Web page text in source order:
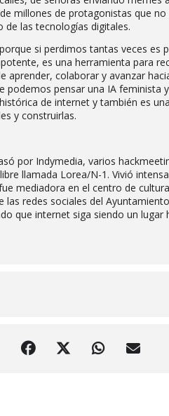
millones de protagonistas que
las tecnologías digitales.
si perdimos tantas veces es
es una herramienta para
aprender, colaborar y avanzar
podemos pensar una IA feminista
de internet y también es
y construirlas.
por Indymedia, varios
llamada Lorea/N-1. Vivió
mediadora en el centro de
las redes sociales del
que internet siga siendo un